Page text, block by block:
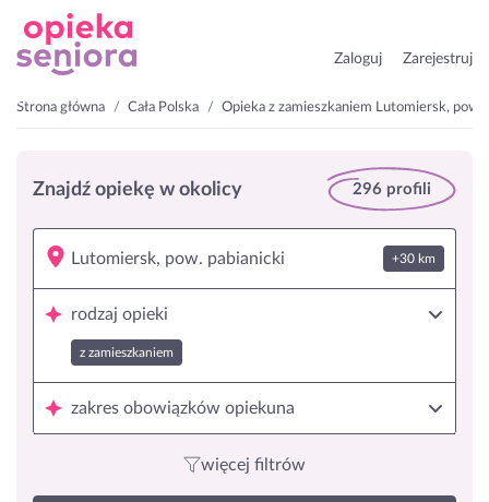
Zaloguj Zarejestruj
Strona główna Cała Polska Opieka z zamieszkaniem Lutomiersk, pow.
Znajdź opiekę w okolicy 296 profili
+30 km
rodzaj opieki
z zamieszkaniem
zakres obowiązków opiekuna
więcej filtrów